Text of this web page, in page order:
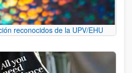
reconocidos de la UPV/EHU